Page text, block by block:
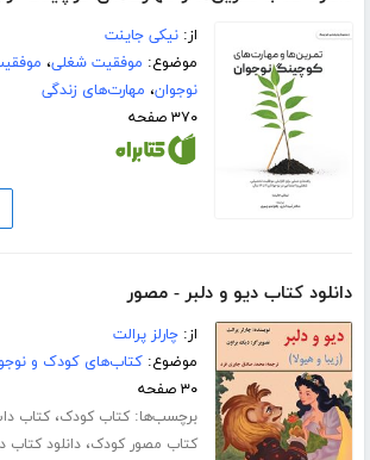
از:نیکی جاینت
موضوع: موفقیت شغلی،
نوجوان، مهارت‌های زندگی
۳۷۰ صفحه
دانلود کتاب دیو و دلبر - مصور
از:چارلز پرالت
موضوع:کتاب‌های کودک و
۳۰ صفحه
برچسب‌ها:کتاب کودک،کتاب
کتاب مصور کودک،دانلود کتاب